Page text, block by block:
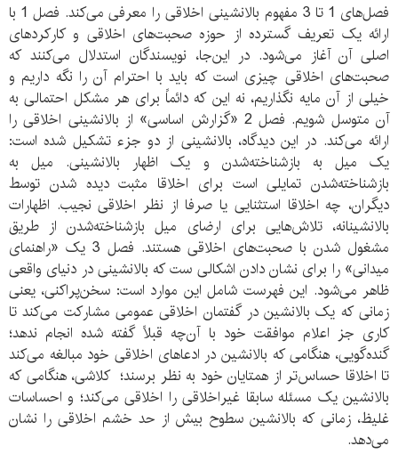
فصل‌های 1 تا 3 مفهوم بالانشینی اخلاقی را معرفی می‌کند. فصل 1 با
ارائه یک تعریف گسترده از حوزه صحبت‌های اخلاقی و کارکردهای
اصلی آن آغاز می‌شود. در این‌جا، نویسندگان استدلال می‌کنند که
صحبت‌های اخلاقی چیزی است که باید با احترام آن را نگه داریم و
خیلی از آن مایه نگذاریم، نه این که دائماً برای هر مشکل احتمالی به
آن متوسل شویم. فصل 2 «گزارش اساسی» از بالانشینی اخلاقی را
ارائه می‌کند. در این دیدگاه، بالانشینی از دو جزء تشکیل شده است:
یک میل به بازشناخته‌شدن و یک اظهار بالانشینی. میل به
بازشناخته‌شدن تمایلی است برای اخلاقا مثبت دیده شدن توسط
دیگران، چه اخلاقا استثنایی یا صرفا از نظر اخلاقی نجیب. اظهارات
بالانشینانه، تلاش‌هایی برای ارضای میل بازشناخته‌شدن از طریق
مشغول شدن با صحبت‌های اخلاقی هستند. فصل 3 یک «راهنمای
میدانی» را برای نشان دادن اشکالی ست که بالانشینی در دنیای واقعی
ظاهر می‌شود. این فهرست شامل این موارد است: سخن‌پراکنی، یعنی
زمانی که یک بالانشین در گفتمان اخلاقی عمومی مشارکت می‌کند تا
کاری جز اعلام موافقت خود با آن‌چه قبلاً گفته شده انجام ندهد؛
گنده‌گویی، هنگامی که بالانشین در ادعاهای اخلاقی خود مبالغه می‌کند
تا اخلاقا حساس‌تر از همتایان خود به نظر برسند؛ کلاشی، هنگامی که
بالانشین یک مسئله سابقا غیراخلاقی را اخلاقی می‌کند؛ و احساسات
غلیظ، زمانی که بالانشین سطوح بیش از حد خشم اخلاقی را نشان
می‌دهد.